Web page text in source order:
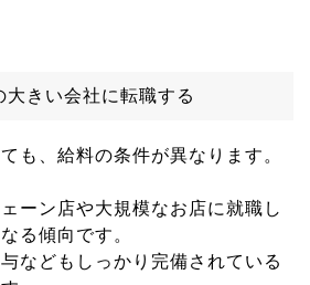
きい会社に転職する
も、給料の条件が異なります。
ーン店や大規模なお店に就職し
る傾向です。
などもしっかり完備されている